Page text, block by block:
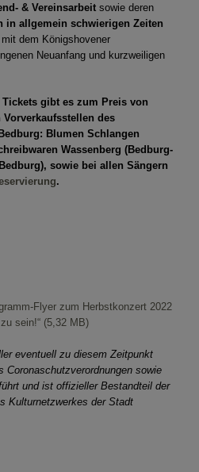
& Vereinsarbeit sowie deren
in allgemein schwierigen Zeiten
dem Königshovener
Neuanfang und kurzweiligen
Tickets gibt es zum Preis von
Vorverkaufsstellen des
Blumen Schlangen
Wassenberg (Bedburg-
sowie bei allen Sängern
.
Flyer zum Herbstkonzert 2022
sein!“
eventuell zu diesem Zeitpunkt
Coronaschutzverordnungen sowie
und ist offizieller Bestandteil der
Kulturnetzwerkes der Stadt